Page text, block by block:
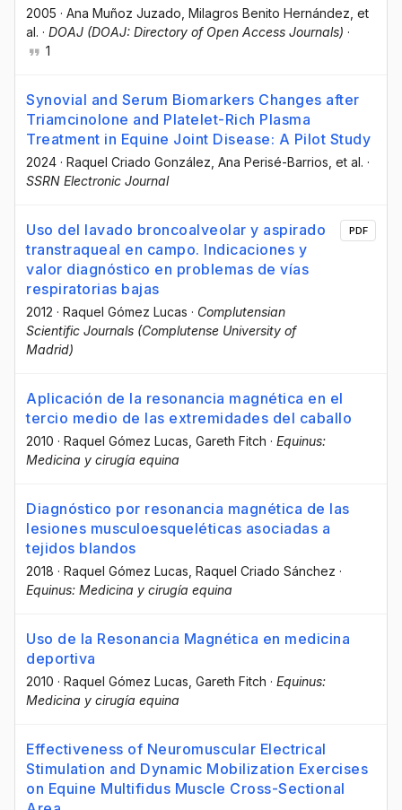
2005 · Ana Muñoz Juzado , Milagros Benito Hernández , et
al. · DOAJ (DOAJ: Directory of Open Access Journals) ·
1
Synovial and Serum Biomarkers Changes after
Triamcinolone and Platelet-Rich Plasma
Treatment in Equine Joint Disease: A Pilot Study
2024 · Raquel Criado González , Ana Perisé-Barrios , et al. ·
SSRN Electronic Journal
Uso del lavado broncoalveolar y aspirado
transtraqueal en campo. Indicaciones y
valor diagnóstico en problemas de vías
respiratorias bajas
2012 · Raquel Gómez Lucas · Complutensian
Scientific Journals (Complutense University of
Madrid)
PDF
Aplicación de la resonancia magnética en el
tercio medio de las extremidades del caballo
2010 · Raquel Gómez Lucas , Gareth Fitch · Equinus:
Medicina y cirugía equina
Diagnóstico por resonancia magnética de las
lesiones musculoesqueléticas asociadas a
tejidos blandos
2018 · Raquel Gómez Lucas , Raquel Criado Sánchez ·
Equinus: Medicina y cirugía equina
Uso de la Resonancia Magnética en medicina
deportiva
2010 · Raquel Gómez Lucas , Gareth Fitch · Equinus:
Medicina y cirugía equina
Effectiveness of Neuromuscular Electrical
Stimulation and Dynamic Mobilization Exercises
on Equine Multifidus Muscle Cross-Sectional